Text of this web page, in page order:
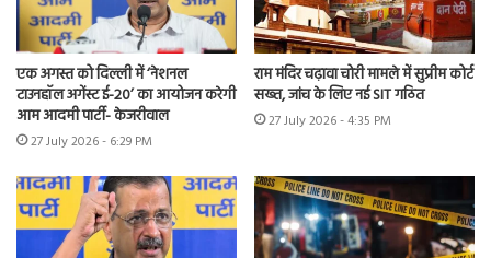
एक अगस्त को दिल्ली में ‘नेशनल
टाउनहॉल अगेंस्ट ई-20’ का आयोजन करेगी
आम आदमी पार्टी- केजरीवाल
27 July 2026 - 6:29 PM
राम मंदिर चढ़ावा चोरी मामले में सुप्रीम कोर्ट
सख्त, जांच के लिए नई SIT गठित
27 July 2026 - 4:35 PM